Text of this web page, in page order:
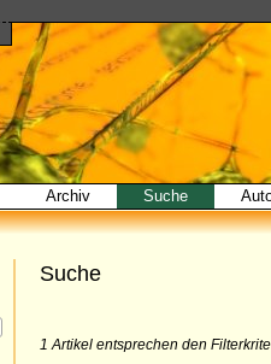
Archiv Suche
Suche
1 Artikel entsprechen den